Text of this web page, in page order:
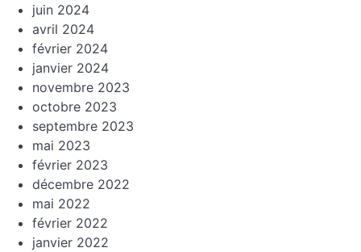
juin 2024
avril 2024
février 2024
janvier 2024
novembre 2023
octobre 2023
septembre 2023
mai 2023
février 2023
décembre 2022
mai 2022
février 2022
janvier 2022